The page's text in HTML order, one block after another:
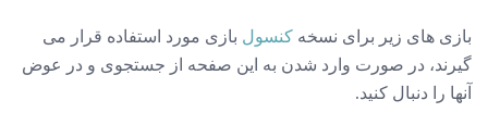
بازی های زیر برای نسخه کنسول بازی مورد استفاده قرار می
گیرند، در صورت وارد شدن به این صفحه از جستجوی و در عوض
آنها را دنبال کنید.